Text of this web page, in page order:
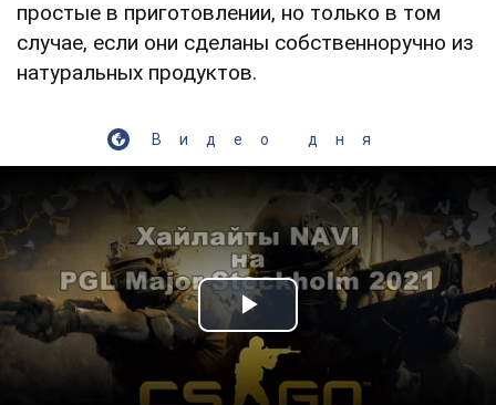
простые в приготовлении, но только в том
случае, если они сделаны собственноручно из
натуральных продуктов.
Видео дня
Play Video